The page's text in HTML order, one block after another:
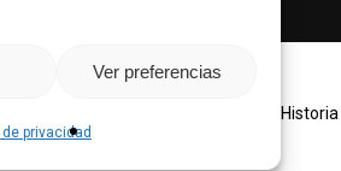
Ver preferencias
privacidad
© Copyright Altzako